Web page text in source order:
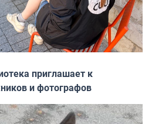
приглашает к
и фотографов